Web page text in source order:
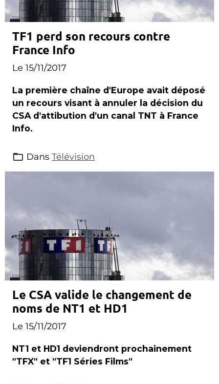
TF1 perd son recours contre
France Info
Le 15/11/2017
La première chaîne d'Europe avait déposé
un recours visant à annuler la décision du
CSA d'attibution d'un canal TNT à France
Info.
Dans Télévision
Le CSA valide le changement de
noms de NT1 et HD1
Le 15/11/2017
NT1 et HD1 deviendront prochainement
"TFX" et "TF1 Séries Films"